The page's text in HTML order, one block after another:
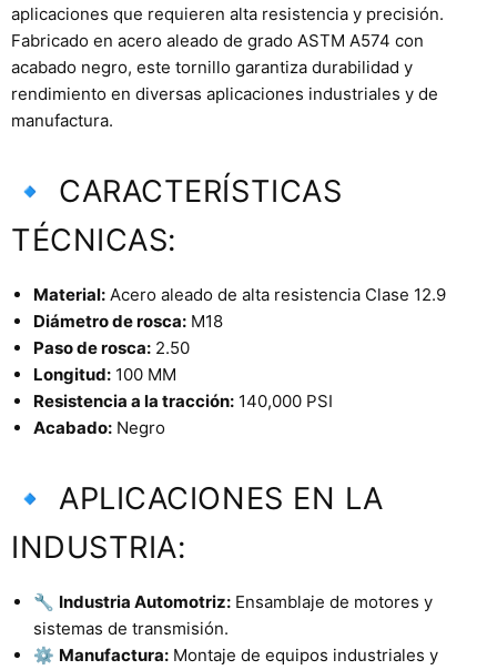
aplicaciones que requieren alta resistencia y precisión.
Fabricado en acero aleado de grado ASTM A574 con
acabado negro, este tornillo garantiza durabilidad y
rendimiento en diversas aplicaciones industriales y de
manufactura.
🔹 CARACTERÍSTICAS
TÉCNICAS:
Material: Acero aleado de alta resistencia Clase 12.9
Diámetro de rosca: M18
Paso de rosca: 2.50
Longitud: 100 MM
Resistencia a la tracción: 140,000 PSI
Acabado: Negro
🔹 APLICACIONES EN LA
INDUSTRIA:
🔧 Industria Automotriz: Ensamblaje de motores y
sistemas de transmisión.
⚙️ Manufactura: Montaje de equipos industriales y